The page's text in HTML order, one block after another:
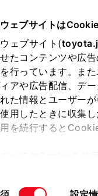
ェブサイトは
ェブサイト(
たコンテンツや広
行っています。ま
アや広告配信、デ
た情報とユーザー
用したときに収集
を続行すると
ム
マルチメディア
画質
条件